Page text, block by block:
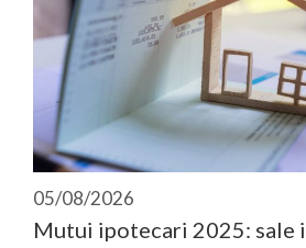
05/08/2026
Mutui ipotecari 2025: sale